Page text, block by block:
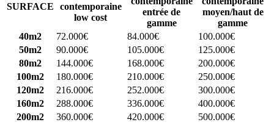
SURFACE
contemporaine
low cost
entrée de
gamme
moyen/haut de
gamme
40m2
72.000€ 84.000€
100.000€
50m2
90.000€ 105.000€
125.000€
80m2
144.000€ 168.000€
200.000€
100m2
180.000€ 210.000€
250.000€
120m2
216.000€ 252.000€
300.000€
160m2
288.000€ 336.000€
400.000€
200m2
360.000€ 420.000€ 500.000€